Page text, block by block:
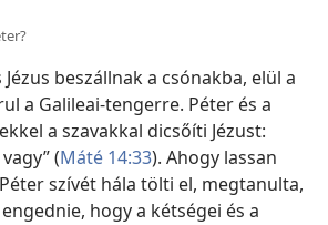
beszállnak a csónakba, elül a
a Galileai-tengerre. Péter és a
a szavakkal dicsőíti Jézust:
(Máté 14:33). Ahogy lassan
szívét hála tölti el, megtanulta,
hogy a kétségei és a